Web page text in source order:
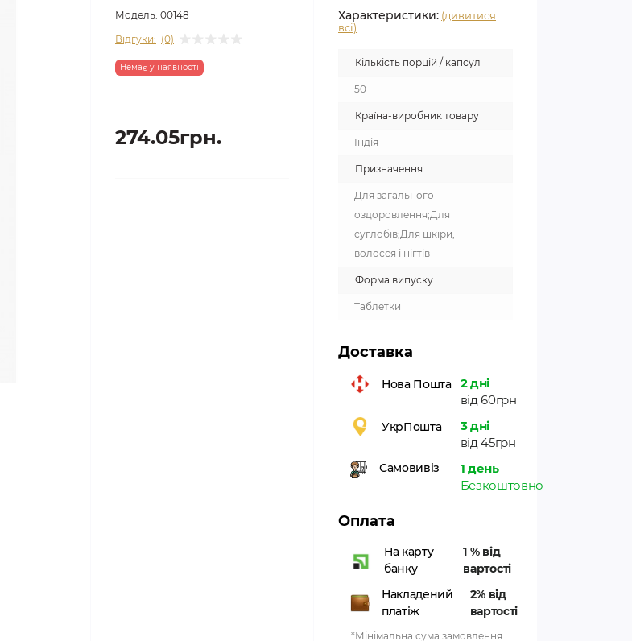
Модель: 00148
Відгуки: (0)
Немає у наявності
274.05грн.
Характеристики: (дивитися
всі)
Кількість порцій / капсул
50
Країна-виробник товару
Індія
Призначення
Для загального
оздоровлення;Для
суглобів;Для шкіри,
волосся і нігтів
Форма випуску
Таблетки
Доставка
Нова Пошта
2 дні
від 60грн
УкрПошта
3 дні
від 45грн
Самовивіз
1 день
Безкоштовно
Оплата
На карту
банку
1 % від
вартості
Накладений
платіж
2% від
вартості
*Мінімальна сума замовлення